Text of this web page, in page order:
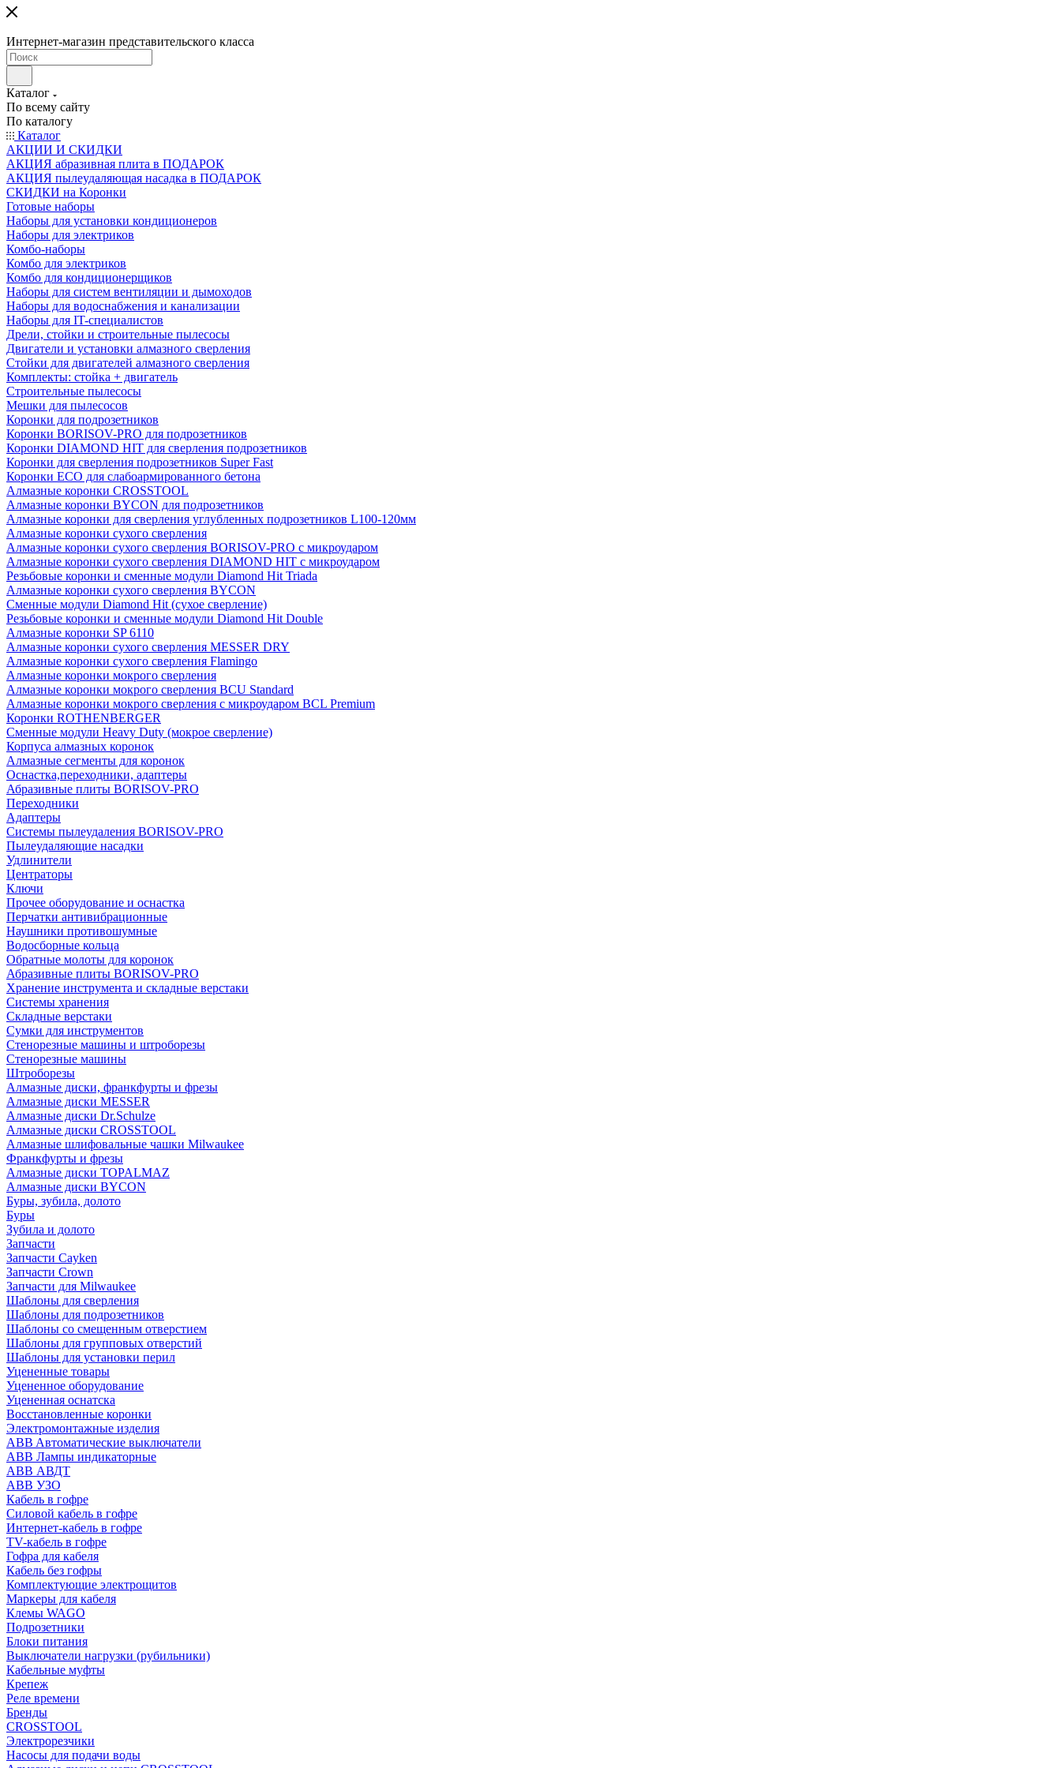
Интернет-магазин представительского класса
Каталог
По всему сайту
По каталогу
Каталог
АКЦИИ И СКИДКИ
АКЦИЯ абразивная плита в ПОДАРОК
АКЦИЯ пылеудаляющая насадка в ПОДАРОК
СКИДКИ на Коронки
Готовые наборы
Наборы для установки кондиционеров
Наборы для электриков
Комбо-наборы
Комбо для электриков
Комбо для кондиционерщиков
Наборы для систем вентиляции и дымоходов
Наборы для водоснабжения и канализации
Наборы для IT-специалистов
Дрели, стойки и строительные пылесосы
Двигатели и установки алмазного сверления
Стойки для двигателей алмазного сверления
Комплекты: стойка + двигатель
Строительные пылесосы
Мешки для пылесосов
Коронки для подрозетников
Коронки BORISOV-PRO для подрозетников
Коронки DIAMOND HIT для сверления подрозетников
Коронки для сверления подрозетников Super Fast
Коронки ECO для слабоармированного бетона
Алмазные коронки CROSSTOOL
Алмазные коронки BYCON для подрозетников
Алмазные коронки для сверления углубленных подрозетников L100-120мм
Алмазные коронки сухого сверления
Алмазные коронки сухого сверления BORISOV-PRO с микроударом
Алмазные коронки сухого сверления DIAMOND HIT с микроударом
Резьбовые коронки и сменные модули Diamond Hit Triada
Алмазные коронки сухого сверления BYCON
Сменные модули Diamond Hit (сухое сверление)
Резьбовые коронки и сменные модули Diamond Hit Double
Алмазные коронки SP 6110
Алмазные коронки сухого сверления MESSER DRY
Алмазные коронки сухого сверления Flamingo
Алмазные коронки мокрого сверления
Алмазные коронки мокрого сверления BCU Standard
Алмазные коронки мокрого сверления с микроударом BCL Premium
Коронки ROTHENBERGER
Сменные модули Heavy Duty (мокрое сверление)
Корпуса алмазных коронок
Алмазные сегменты для коронок
Оснастка,переходники, адаптеры
Абразивные плиты BORISOV-PRO
Переходники
Адаптеры
Системы пылеудаления BORISOV-PRO
Пылеудаляющие насадки
Удлинители
Центраторы
Ключи
Прочее оборудование и оснастка
Перчатки антивибрационные
Наушники противошумные
Водосборные кольца
Обратные молоты для коронок
Абразивные плиты BORISOV-PRO
Хранение инструмента и складные верстаки
Системы хранения
Складные верстаки
Сумки для инструментов
Стенорезные машины и штроборезы
Стенорезные машины
Штроборезы
Алмазные диски, франкфурты и фрезы
Алмазные диски MESSER
Алмазные диски Dr.Schulze
Алмазные диски CROSSTOOL
Алмазные шлифовальные чашки Milwaukee
Франкфурты и фрезы
Алмазные диски TOPALMAZ
Алмазные диски BYCON
Буры, зубила, долото
Буры
Зубила и долото
Запчасти
Запчасти Cayken
Запчасти Crown
Запчасти для Milwaukee
Шаблоны для сверления
Шаблоны для подрозетников
Шаблоны со смещенным отверстием
Шаблоны для групповых отверстий
Шаблоны для установки перил
Уцененные товары
Уцененное оборудование
Уцененная оснатска
Восстановленные коронки
Электромонтажные изделия
ABB Aвтоматические выключатели
ABB Лампы индикаторные
ABB АВДТ
ABB УЗО
Кабель в гофре
Силовой кабель в гофре
Интернет-кабель в гофре
TV-кабель в гофре
Гофра для кабеля
Кабель без гофры
Комплектующие электрощитов
Маркеры для кабеля
Клемы WAGO
Подрозетники
Блоки питания
Выключатели нагрузки (рубильники)
Кабельные муфты
Крепеж
Реле времени
Бренды
CROSSTOOL
Электрорезчики
Насосы для подачи воды